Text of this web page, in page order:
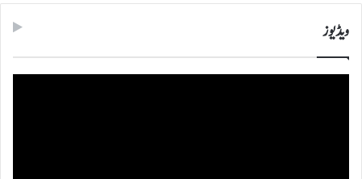
ویڈیوز